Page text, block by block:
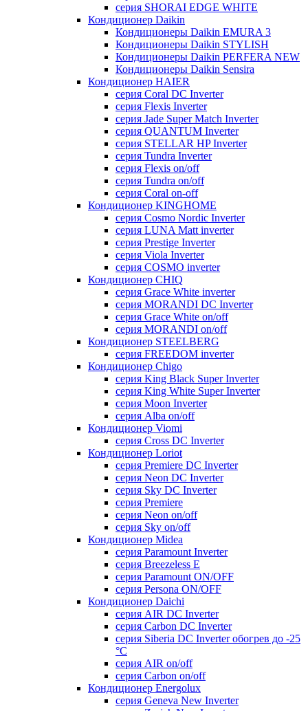
серия SHORAI EDGE WHITE
Кондиционер Daikin
Кондиционеры Daikin EMURA 3
Кондиционеры Daikin STYLISH
Кондиционеры Daikin PERFERA NEW
Кондиционеры Daikin Sensira
Кондиционер HAIER
серия Coral DC Inverter
серия Flexis Inverter
серия Jade Super Match Inverter
серия QUANTUM Inverter
серия STELLAR HP Inverter
серия Tundra Inverter
серия Flexis on/off
серия Tundra on/off
серия Coral on-off
Кондиционер KINGHOME
серия Cosmo Nordic Inverter
серия LUNA Matt inverter
серия Prestige Inverter
серия Viola Inverter
серия COSMO inverter
Кондиционер CHIQ
серия Grace White inverter
серия MORANDI DC Inverter
серия Grace White on/off
серия MORANDI on/off
Кондиционер STEELBERG
серия FREEDOM inverter
Кондиционер Chigo
серия King Black Super Inverter
серия King White Super Inverter
серия Moon Inverter
серия Alba on/off
Кондиционер Viomi
серия Cross DC Inverter
Кондиционер Loriot
серия Premiere DC Inverter
серия Neon DC Inverter
серия Sky DC Inverter
серия Premiere
серия Neon on/off
серия Sky on/off
Кондиционер Midea
серия Paramount Inverter
серия Breezeless E
серия Paramount ON/OFF
серия Persona ON/OFF
Кондиционер Daichi
серия AIR DC Inverter
серия Carbon DC Inverter
серия Siberia DC Inverter обогрев до -25
°С
серия AIR on/off
серия Carbon on/off
Кондиционер Energolux
серия Geneva New Inverter